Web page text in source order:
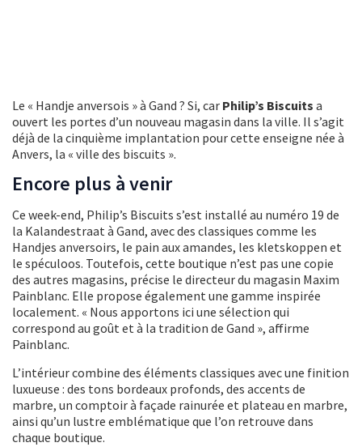
Le « Handje anversois » à Gand ? Si, car Philip’s Biscuits a
ouvert les portes d’un nouveau magasin dans la ville. Il s’agit
déjà de la cinquième implantation pour cette enseigne née à
Anvers, la « ville des biscuits ».
Encore plus à venir
Ce week-end, Philip’s Biscuits s’est installé au numéro 19 de
la Kalandestraat à Gand, avec des classiques comme les
Handjes anversoirs, le pain aux amandes, les kletskoppen et
le spéculoos. Toutefois, cette boutique n’est pas une copie
des autres magasins, précise le directeur du magasin Maxim
Painblanc. Elle propose également une gamme inspirée
localement. « Nous apportons ici une sélection qui
correspond au goût et à la tradition de Gand », affirme
Painblanc.
L’intérieur combine des éléments classiques avec une finition
luxueuse : des tons bordeaux profonds, des accents de
marbre, un comptoir à façade rainurée et plateau en marbre,
ainsi qu’un lustre emblématique que l’on retrouve dans
chaque boutique.